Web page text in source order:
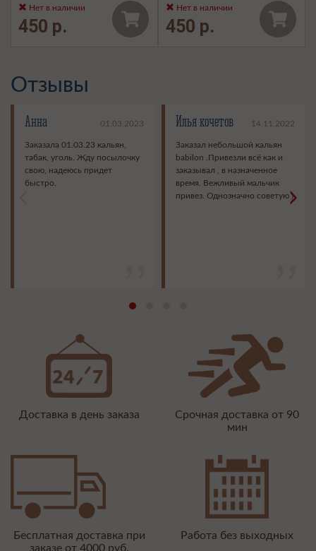
Нет в наличии
450 р.
Нет в наличии
450 р.
Отзывы
Анна 01.03.2023
Заказала 01.03.23 кальян,
табак, уголь. Жду посылочку
свою, надеюсь придет
быстро.
Илья кочетов 14.11.2022
Заказал небольшой кальян
babilon .Привезли всё как и
заказывал , в назначенное
время. Вежливый мальчик
привез. Однозначно советую )>
Доставка в день заказа
Срочная доставка от 90
мин
Бесплатная доставка при
заказе от 4000 руб.
Работа без выходных